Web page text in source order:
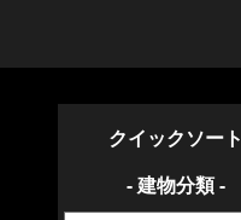
クイックソート
- 建物分類 -